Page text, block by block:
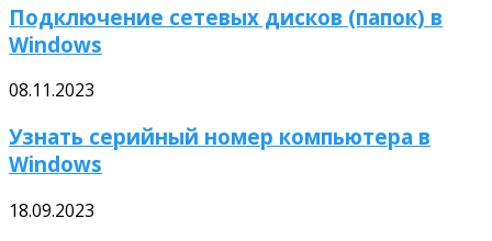
Подключение сетевых дисков (папок) в
Windows
08.11.2023
Узнать серийный номер компьютера в
Windows
18.09.2023